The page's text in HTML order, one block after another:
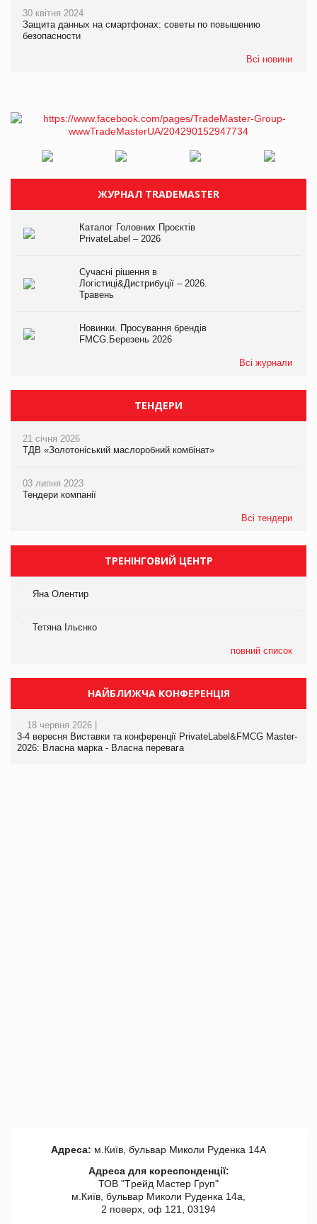
30 квітня 2024
Защита данных на смартфонах: советы по повышению
безопасности
Всі новини
ЖУРНАЛ TRADEMASTER
Каталог Головних Проєктів
PrivateLabel – 2026
Сучасні рішення в
Логістиці&Дистрибуції – 2026.
Травень
Новинки. Просування брендів
FMCG.Березень 2026
Всі журнали
ТЕНДЕРИ
21 січня 2026
ТДВ «Золотоніський маслоробний комбінат»
03 липня 2023
Тендери компанії
Всі тендери
ТРЕНІНГОВИЙ ЦЕНТР
Яна Олентир
Тетяна Ільєнко
повний список
НАЙБЛИЖЧА КОНФЕРЕНЦІЯ
18 червня 2026 |
3-4 вересня Виставки та конференції PrivateLabel&FMCG Master-
2026: Власна марка - Власна перевага
Адреса: м.Київ, бульвар Миколи Руденка 14А
Адреса для кореспонденції:
ТОВ "Tрейд Мастер Груп"
м.Київ, бульвар Миколи Руденка 14а,
2 поверх, оф 121, 03194